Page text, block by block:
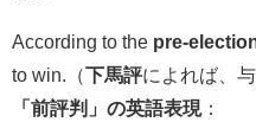
According to the pre-
to win.（下馬評によれば、
「前評判」の英語表現 ：